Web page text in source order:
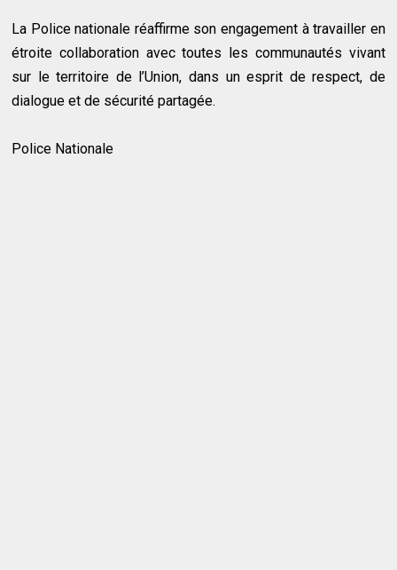
La Police nationale réaffirme son engagement à travailler en
étroite collaboration avec toutes les communautés vivant
sur le territoire de l’Union, dans un esprit de respect, de
dialogue et de sécurité partagée.
Police Nationale